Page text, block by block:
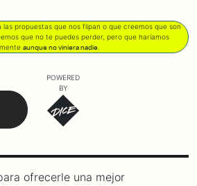
las propuestas que nos flipan o que creemos que son
que no te puedes perder, pero que haríamos
aunque no viniera nadie.
POWERED
BY
ofrecerle una mejor